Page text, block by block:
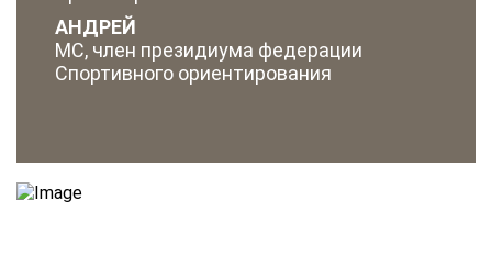
АНДРЕЙ
МС, член президиума федерации
Спортивного ориентирования